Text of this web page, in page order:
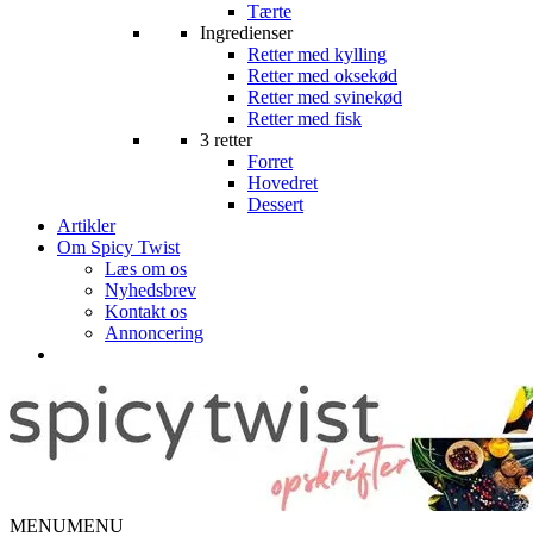
Tærte
Ingredienser
Retter med kylling
Retter med oksekød
Retter med svinekød
Retter med fisk
3 retter
Forret
Hovedret
Dessert
Artikler
Om Spicy Twist
Læs om os
Nyhedsbrev
Kontakt os
Annoncering
MENUMENU